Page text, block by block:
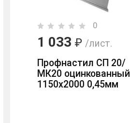
0
1 033 ₽ /лист.
Профнастил СП 20/
МК20 оцинкованный
1150х2000 0,45мм